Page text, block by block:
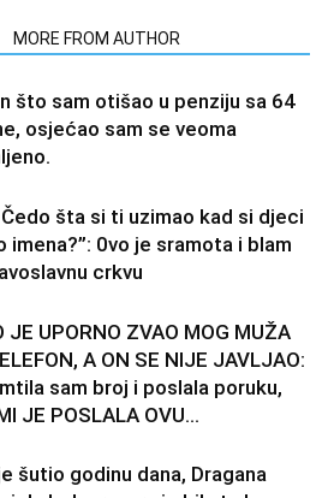
MORE FROM AUTHOR
što sam otišao u penziju sa 64
osjećao sam se veoma
Čedo šta si ti uzimao kad si djeci
imena?”: 0vo je sramota i blam
crkvu
JE UPORNO ZVAO MOG MUŽA
A ON SE NIJE JAVLJAO:
sam broj i poslala poruku,
JE POSLALA OVU...
šutio godinu dana, Dragana